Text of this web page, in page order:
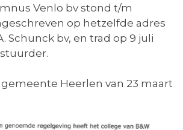
Venlo bv stond t/m
op hetzelfde adres
Schunck bv, en trad op 9 juli
Heerlen van 23 maart